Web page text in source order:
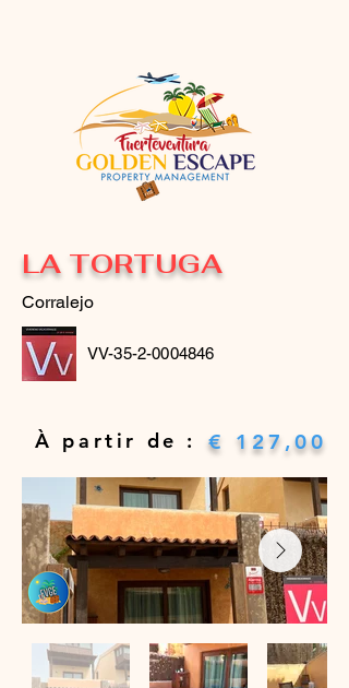
LA TORTUGA
Corralejo
VV-35-2-0004846
​À partir de : € 127,00